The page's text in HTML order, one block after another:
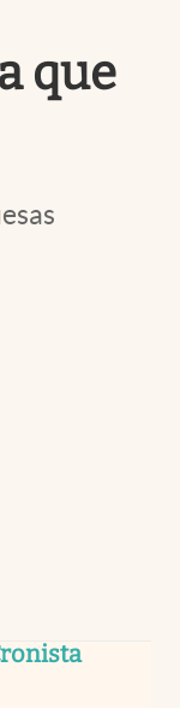
que